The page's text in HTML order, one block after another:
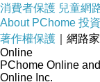
消費者保護 兒童網
About PChome 投
著作權保護 ｜網路
Online
PChome Online
Online Inc.